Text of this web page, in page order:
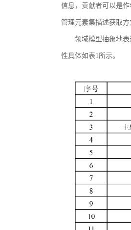
信息，贡献者可以是
管理元素集描述获取
领域模型抽象地
性具体如表1所示。